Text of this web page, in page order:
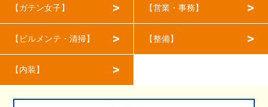
【ガテン女子】 【営業・事務】
【ビルメンテ・清掃】 【整備】
【内装】